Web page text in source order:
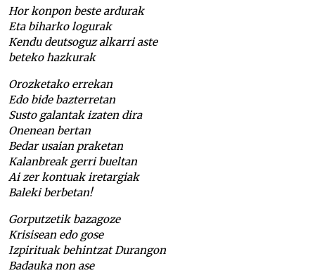
Hor konpon beste ardurak
Eta biharko logurak
Kendu deutsoguz alkarri aste
beteko hazkurak
Orozketako errekan
Edo bide bazterretan
Susto galantak izaten dira
Onenean bertan
Bedar usaian praketan
Kalanbreak gerri bueltan
Ai zer kontuak iretargiak
Baleki berbetan!
Gorputzetik bazagoze
Krisisean edo gose
Izpirituak behintzat Durangon
Badauka non ase